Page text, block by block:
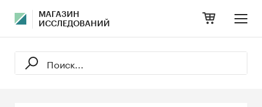
МАГАЗИН
ИССЛЕДОВАНИЙ